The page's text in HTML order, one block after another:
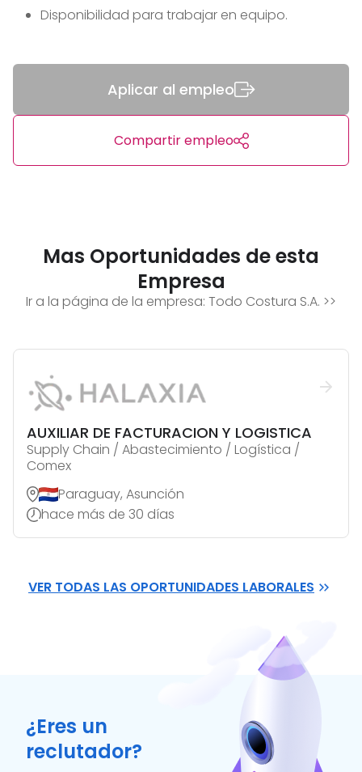
Disponibilidad para trabajar en equipo.
Aplicar al empleo
Compartir empleo
Mas Oportunidades de esta
Empresa
Ir a la página de la empresa: Todo Costura S.A. >>
AUXILIAR DE FACTURACION Y LOGISTICA
Supply Chain / Abastecimiento / Logística /
Comex
Paraguay, Asunción
hace más de 30 días
VER TODAS LAS OPORTUNIDADES LABORALES
¿Eres un
reclutador?